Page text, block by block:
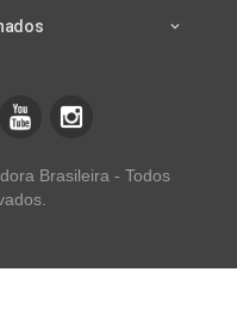
Brasileira - Todos